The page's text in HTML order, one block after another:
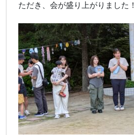
ただき、会が盛り上がりました！